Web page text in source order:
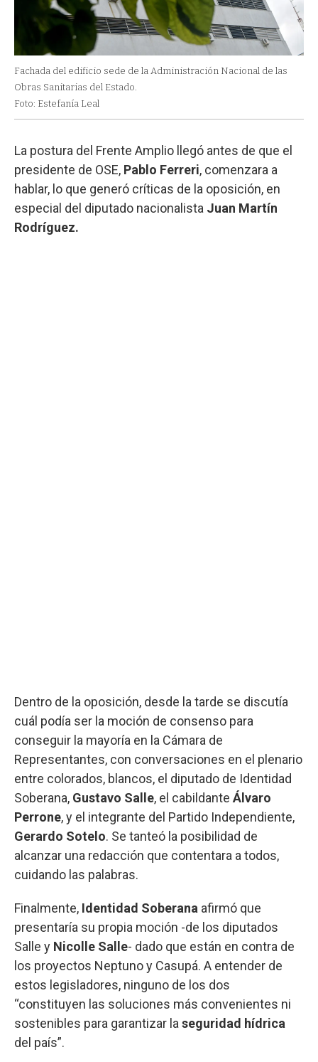
Fachada del edificio sede de la Administración Nacional de las
Obras Sanitarias del Estado.
Foto: Estefanía Leal
La postura del Frente Amplio llegó antes de que el
presidente de OSE, Pablo Ferreri, comenzara a
hablar, lo que generó críticas de la oposición, en
especial del diputado nacionalista Juan Martín
Rodríguez.
Dentro de la oposición, desde la tarde se discutía
cuál podía ser la moción de consenso para
conseguir la mayoría en la Cámara de
Representantes, con conversaciones en el plenario
entre colorados, blancos, el diputado de Identidad
Soberana, Gustavo Salle, el cabildante Álvaro
Perrone, y el integrante del Partido Independiente,
Gerardo Sotelo. Se tanteó la posibilidad de
alcanzar una redacción que contentara a todos,
cuidando las palabras.
Finalmente, Identidad Soberana afirmó que
presentaría su propia moción -de los diputados
Salle y Nicolle Salle- dado que están en contra de
los proyectos Neptuno y Casupá. A entender de
estos legisladores, ninguno de los dos
“constituyen las soluciones más convenientes ni
sostenibles para garantizar la seguridad hídrica
del país”.